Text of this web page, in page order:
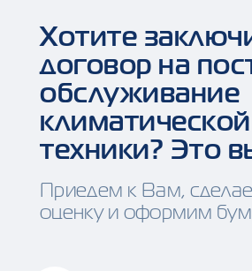
Хотите
договор на
обслуживание
климатической
техники? Это
Приедем к Вам,
оценку и оформим